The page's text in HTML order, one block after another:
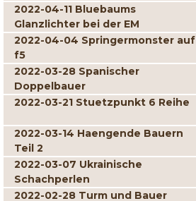
2022-04-11 Bluebaums
Glanzlichter bei der EM
2022-04-04 Springermonster auf
f5
2022-03-28 Spanischer
Doppelbauer
2022-03-21 Stuetzpunkt 6 Reihe
2022-03-14 Haengende Bauern
Teil 2
2022-03-07 Ukrainische
Schachperlen
2022-02-28 Turm und Bauer